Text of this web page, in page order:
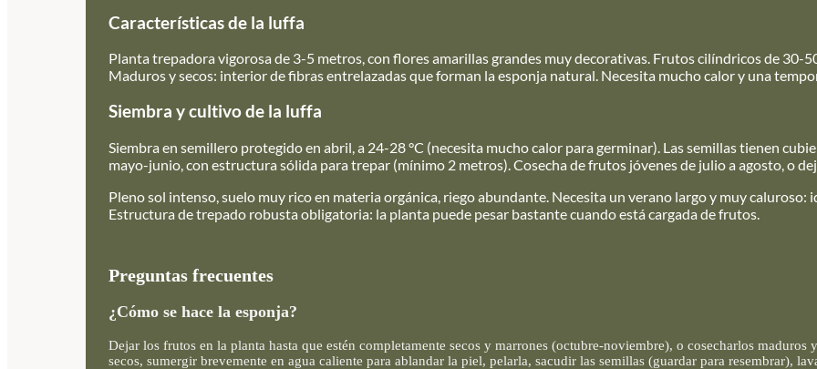
Características de la luffa
Planta trepadora vigorosa de 3-5 metros, con flores amarillas grandes muy decorativas. Frutos cilíndricos de 30-
Maduros y secos: interior de fibras entrelazadas que forman la esponja natural. Necesita mucho calor y una
Siembra y cultivo de la luffa
Siembra en semillero protegido en abril, a 24-28 °C (necesita mucho calor para germinar). Las semillas tienen
mayo-junio, con estructura sólida para trepar (mínimo 2 metros). Cosecha de frutos jóvenes de julio a agosto, o
Pleno sol intenso, suelo muy rico en materia orgánica, riego abundante. Necesita un verano largo y muy
Estructura de trepado robusta obligatoria: la planta puede pesar bastante cuando está cargada de frutos.
Preguntas frecuentes
¿Cómo se hace la esponja?
Dejar los frutos en la planta hasta que estén completamente secos y marrones (octubre-noviembre), o cosecharlos
secos, sumergir brevemente en agua caliente para ablandar la piel, pelarla, sacudir las semillas (guardar para resembrar),